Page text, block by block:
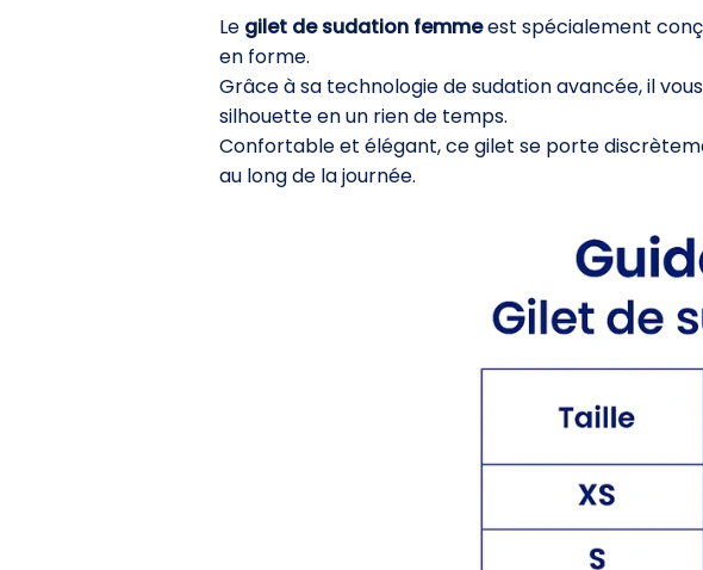
Le gilet de sudation femmeest spécialement
en forme.
Grâce à sa technologie de sudation avancée, il
silhouette en un rien de temps.
Confortable et élégant, ce gilet se porte
au long de la journée.